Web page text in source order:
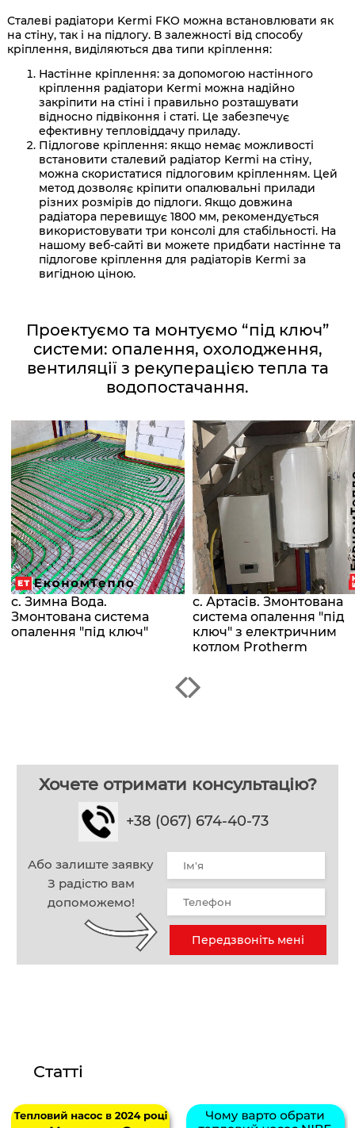
Сталеві радіатори Kermi FKO можна встановлювати як
на стіну, так і на підлогу. В залежності від способу
кріплення, виділяються два типи кріплення:
Настінне кріплення: за допомогою настінного
кріплення радіатори Kermi можна надійно
закріпити на стіні і правильно розташувати
відносно підвіконня і статі. Це забезпечує
ефективну тепловіддачу приладу.
Підлогове кріплення: якщо немає можливості
встановити сталевий радіатор Kermi на стіну,
можна скористатися підлоговим кріпленням. Цей
метод дозволяє кріпити опалювальні прилади
різних розмірів до підлоги. Якщо довжина
радіатора перевищує 1800 мм, рекомендується
використовувати три консолі для стабільності. На
нашому веб-сайті ви можете придбати настінне та
підлогове кріплення для радіаторів Kermi за
вигідною ціною.
Проектуємо та монтуємо “під ключ”
системи: опалення, охолодження,
вентиляції з рекуперацією тепла та
водопостачання.
с. Зимна Вода.
Змонтована система
опалення "під ключ"
с. Артасів. Змонтована
система опалення "під
ключ" з електричним
котлом Protherm
Хочете отримати консультацію?
+38 (067) 674-40-73
Або залиште заявку
З радістю вам
допоможемо!
Передзвоніть мені
Статті